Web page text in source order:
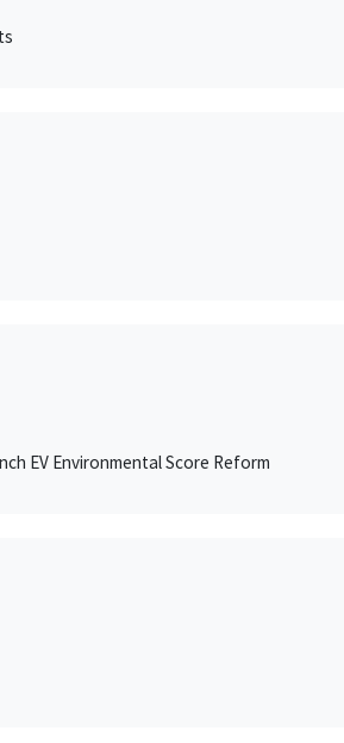
EV Environmental Score Reform